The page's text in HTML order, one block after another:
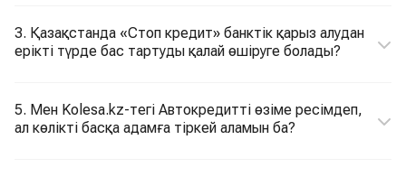
3. Қазақстанда «Стоп кредит» банктік қарыз алудан
ерікті түрде бас тартуды қалай өшіруге болады?
5. Мен Kolesa.kz-тегі Автокредитті өзіме ресімдеп,
ал көлікті басқа адамға тіркей аламын ба?